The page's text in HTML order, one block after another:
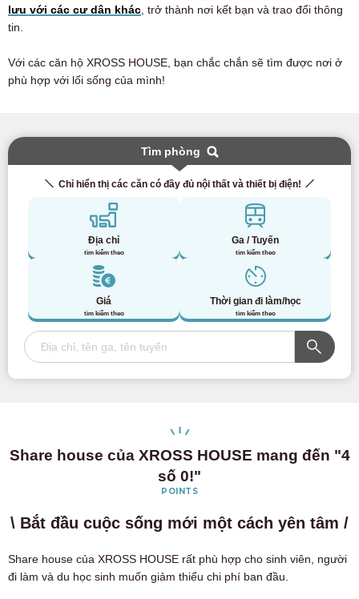
lưu với các cư dân khác, trở thành nơi kết bạn và trao đổi thông
tin.
Với các căn hộ XROSS HOUSE, bạn chắc chắn sẽ tìm được nơi ở
phù hợp với lối sống của mình!
Tìm phòng
Chỉ hiển thị các căn có đầy đủ nội thất và thiết bị điện!
Địa chỉ
tìm kiếm theo
Ga / Tuyến
tìm kiếm theo
Giá
tìm kiếm theo
Thời gian đi làm/học
tìm kiếm theo
Share house của XROSS HOUSE mang đến "4
số 0!"
POINTS
\ Bắt đầu cuộc sống mới một cách yên tâm /
Share house của XROSS HOUSE rất phù hợp cho sinh viên, người
đi làm và du học sinh muốn giảm thiểu chi phí ban đầu.